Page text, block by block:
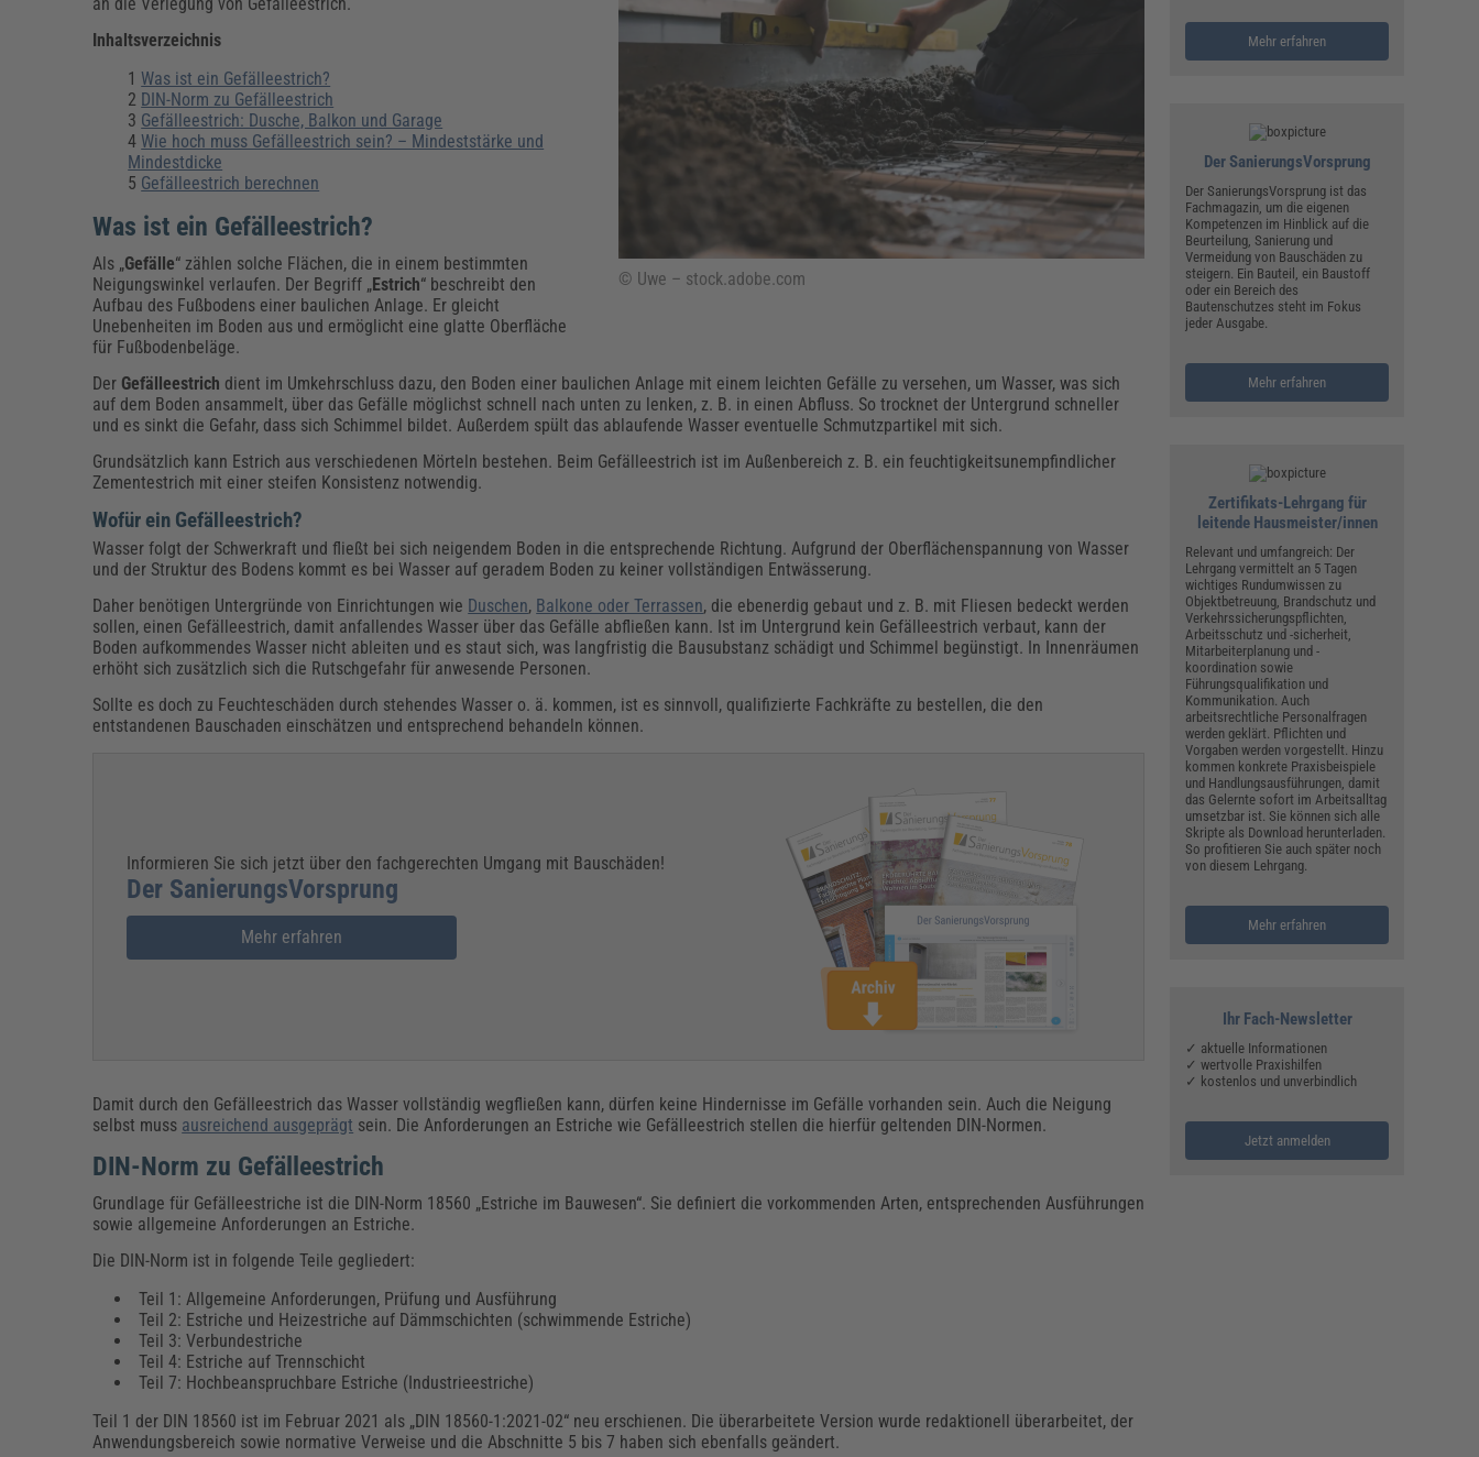
Energie & Umwelt
Führung & Management
Gesundheit & Pflege
Kommunales
Fachpublikationen & Arbeitshilfen
Bauhof
Grünflächen
Recht, Sicherheit & Ordnung
Vergaberecht
Weiterbildungen (AKADEMIE HERKERT)
Bau, Immobilien & Gebäudemanagement Kommunales
Weiterbildungen (AKADEMIE HERKERT)
Künstliche Intelligenz
Personalmanagement
Fachpublikationen & Arbeitshilfen
Personalwesen
Personal, Ausbildung & Recht
Reisekosten und Finanzen
Weiterbildungen (AKADEMIE HERKERT)
Reisekosten & Finanzen
Zoll und Export
Fachpublikationen & Arbeitshilfen
Zollabwicklung & Exportabwicklung Zollverfahren & Zollvorschriften
Weiterbildungen (AKADEMIE HERKERT)
© Uwe – stock.adobe.com
Inhaltsverzeichnis
Was ist ein Gefälleestrich?
DIN-Norm zu Gefälleestrich
Gefälleestrich: Dusche, Balkon und Garage
Wie hoch muss Gefälleestrich sein? – Mindeststärke und
Mindestdicke
Gefälleestrich berechnen
Was ist ein Gefälleestrich?
Als „Gefälle“ zählen solche Flächen, die in einem bestimmten
Neigungswinkel verlaufen. Der Begriff „Estrich“ beschreibt den
Aufbau des Fußbodens einer baulichen Anlage. Er gleicht
Unebenheiten im Boden aus und ermöglicht eine glatte Oberfläche
für Fußbodenbeläge.
Der Gefälleestrich dient im Umkehrschluss dazu, den Boden einer baulichen Anlage mit einem leichten Gefälle zu versehen, um Wasser, was sich
auf dem Boden ansammelt, über das Gefälle möglichst schnell nach unten zu lenken, z. B. in einen Abfluss. So trocknet der Untergrund schneller
und es sinkt die Gefahr, dass sich Schimmel bildet. Außerdem spült das ablaufende Wasser eventuelle Schmutzpartikel mit sich.
Grundsätzlich kann Estrich aus verschiedenen Mörteln bestehen. Beim Gefälleestrich ist im Außenbereich z. B. ein feuchtigkeitsunempfindlicher
Zementestrich mit einer steifen Konsistenz notwendig.
Wofür ein Gefälleestrich?
Wasser folgt der Schwerkraft und fließt bei sich neigendem Boden in die entsprechende Richtung. Aufgrund der Oberflächenspannung von Wasser
und der Struktur des Bodens kommt es bei Wasser auf geradem Boden zu keiner vollständigen Entwässerung.
Daher benötigen Untergründe von Einrichtungen wie Duschen, Balkone oder Terrassen, die ebenerdig gebaut und z. B. mit Fliesen bedeckt werden
sollen, einen Gefälleestrich, damit anfallendes Wasser über das Gefälle abfließen kann. Ist im Untergrund kein Gefälleestrich verbaut, kann der
Boden aufkommendes Wasser nicht ableiten und es staut sich, was langfristig die Bausubstanz schädigt und Schimmel begünstigt. In Innenräumen
erhöht sich zusätzlich sich die Rutschgefahr für anwesende Personen.
Sollte es doch zu Feuchteschäden durch stehendes Wasser o. ä. kommen, ist es sinnvoll, qualifizierte Fachkräfte zu bestellen, die den
entstandenen Bauschaden einschätzen und entsprechend behandeln können.
Informieren Sie sich jetzt über den fachgerechten Umgang mit Bauschäden!
Der SanierungsVorsprung
Mehr erfahren
Damit durch den Gefälleestrich das Wasser vollständig wegfließen kann, dürfen keine Hindernisse im Gefälle vorhanden sein. Auch die Neigung
selbst muss ausreichend ausgeprägt sein. Die Anforderungen an Estriche wie Gefälleestrich stellen die hierfür geltenden DIN-Normen.
DIN-Norm zu Gefälleestrich
Grundlage für Gefälleestriche ist die DIN-Norm 18560 „Estriche im Bauwesen“. Sie definiert die vorkommenden Arten, entsprechenden Ausführungen
sowie allgemeine Anforderungen an Estriche.
Die DIN-Norm ist in folgende Teile gegliedert:
Teil 1: Allgemeine Anforderungen, Prüfung und Ausführung
Teil 2: Estriche und Heizestriche auf Dämmschichten (schwimmende Estriche)
Teil 3: Verbundestriche
Teil 4: Estriche auf Trennschicht
Teil 7: Hochbeanspruchbare Estriche (Industrieestriche)
Teil 1 der DIN 18560 ist im Februar 2021 als „DIN 18560-1:2021-02“ neu erschienen. Die überarbeitete Version wurde redaktionell überarbeitet, der
Anwendungsbereich sowie normative Verweise und die Abschnitte 5 bis 7 haben sich ebenfalls geändert.
Mehr erfahren
Der SanierungsVorsprung
Der SanierungsVorsprung ist das
Fachmagazin, um die eigenen
Kompetenzen im Hinblick auf die
Beurteilung, Sanierung und
Vermeidung von Bauschäden zu
steigern. Ein Bauteil, ein Baustoff
oder ein Bereich des
Bautenschutzes steht im Fokus
jeder Ausgabe.
Mehr erfahren
Zertifikats-Lehrgang für
leitende Hausmeister/innen
Relevant und umfangreich: Der
Lehrgang vermittelt an 5 Tagen
wichtiges Rundumwissen zu
Objektbetreuung, Brandschutz und
Verkehrssicherungspflichten,
Arbeitsschutz und -sicherheit,
Mitarbeiterplanung und -
koordination sowie
Führungsqualifikation und
Kommunikation. Auch
arbeitsrechtliche Personalfragen
werden geklärt. Pflichten und
Vorgaben werden vorgestellt. Hinzu
kommen konkrete Praxisbeispiele
und Handlungsausführungen, damit
das Gelernte sofort im Arbeitsalltag
umsetzbar ist. Sie können sich alle
Skripte als Download herunterladen.
So profitieren Sie auch später noch
von diesem Lehrgang.
Mehr erfahren
Ihr Fach-Newsletter
✓ aktuelle Informationen
✓ wertvolle Praxishilfen
✓ kostenlos und unverbindlich
Jetzt anmelden